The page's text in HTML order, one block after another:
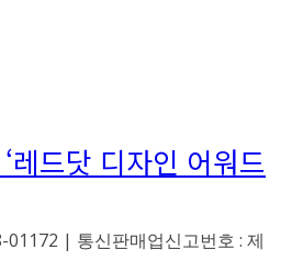
01172 | 통신판매업신고번호 : 제